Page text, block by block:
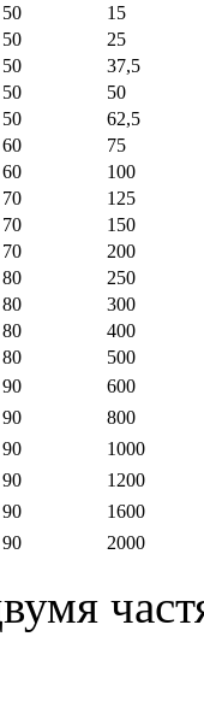
50
15
50
25
50
37,5
50
50
50
62,5
60
75
60
100
70
125
70
150
70
200
80
250
80
300
80
400
80
500
90
600
90
800
90
1000
90
1200
90
1600
90 2000